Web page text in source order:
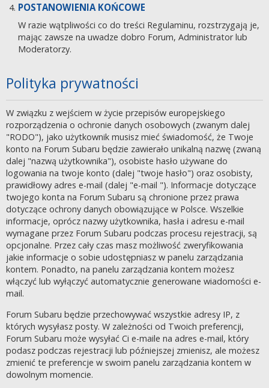
POSTANOWIENIA KOŃCOWE
W razie wątpliwości co do treści Regulaminu, rozstrzygają je,
mając zawsze na uwadze dobro Forum, Administrator lub
Moderatorzy.
Polityka prywatności
W związku z wejściem w życie przepisów europejskiego
rozporządzenia o ochronie danych osobowych (zwanym dalej
"RODO"), jako użytkownik musisz mieć świadomość, że Twoje
konto na Forum Subaru będzie zawierało unikalną nazwę (zwaną
dalej "nazwą użytkownika"), osobiste hasło używane do
logowania na twoje konto (dalej "twoje hasło") oraz osobisty,
prawidłowy adres e-mail (dalej "e-mail "). Informacje dotyczące
twojego konta na Forum Subaru są chronione przez prawa
dotyczące ochrony danych obowiązujące w Polsce. Wszelkie
informacje, oprócz nazwy użytkownika, hasła i adresu e-mail
wymagane przez Forum Subaru podczas procesu rejestracji, są
opcjonalne. Przez cały czas masz możliwość zweryfikowania
jakie informacje o sobie udostępniasz w panelu zarządzania
kontem. Ponadto, na panelu zarządzania kontem możesz
włączyć lub wyłączyć automatycznie generowane wiadomości e-
mail.
Forum Subaru będzie przechowywać wszystkie adresy IP, z
których wysyłasz posty. W zależności od Twoich preferencji,
Forum Subaru może wysyłać Ci e-maile na adres e-mail, który
podasz podczas rejestracji lub późniejszej zmienisz, ale możesz
zmienić te preferencje w swoim panelu zarządzania kontem w
dowolnym momencie.